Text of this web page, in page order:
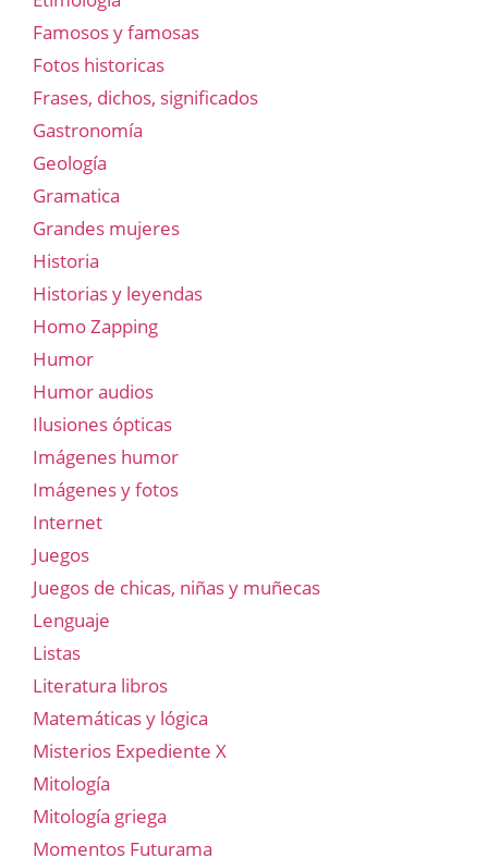
Famosos y famosas
Fotos historicas
Frases, dichos, significados
Gastronomía
Geología
Gramatica
Grandes mujeres
Historia
Historias y leyendas
Homo Zapping
Humor
Humor audios
Ilusiones ópticas
Imágenes humor
Imágenes y fotos
Internet
Juegos
Juegos de chicas, niñas y muñecas
Lenguaje
Listas
Literatura libros
Matemáticas y lógica
Misterios Expediente X
Mitología
Mitología griega
Momentos Futurama